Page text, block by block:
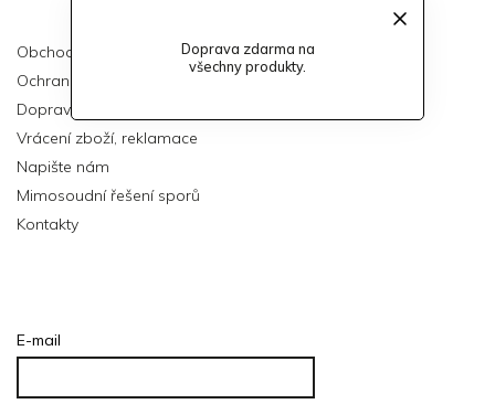
Doprava zdarma na
všechny produkty.
Obchodní podmínky
Ochrana osobních údajů
Doprava
Vrácení zboží, reklamace
Napište nám
Mimosoudní řešení sporů
Kontakty
E-mail